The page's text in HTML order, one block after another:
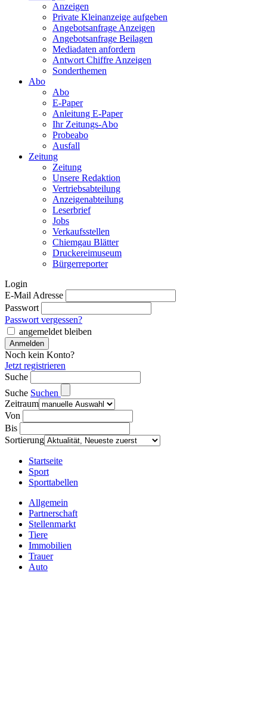
Anzeigen
Private Kleinanzeige aufgeben
Angebotsanfrage Anzeigen
Angebotsanfrage Beilagen
Mediadaten anfordern
Antwort Chiffre Anzeigen
Sonderthemen
Abo
Abo
E-Paper
Anleitung E-Paper
Ihr Zeitungs-Abo
Probeabo
Ausfall
Zeitung
Zeitung
Unsere Redaktion
Vertriebsabteilung
Anzeigenabteilung
Leserbrief
Jobs
Verkaufsstellen
Chiemgau Blätter
Druckereimuseum
Bürgerreporter
Login
E-Mail Adresse
Passwort
Passwort vergessen?
angemeldet bleiben
Noch kein Konto?
Jetzt registrieren
Suche
Suche Suchen
Zeitraum
Von
Bis
Sortierung
Startseite
Sport
Sporttabellen
Allgemein
Partnerschaft
Stellenmarkt
Tiere
Immobilien
Trauer
Auto